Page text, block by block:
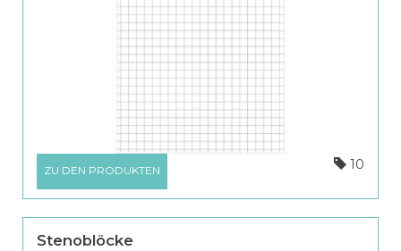
ZU DEN PRODUKTEN 10
Stenoblöcke